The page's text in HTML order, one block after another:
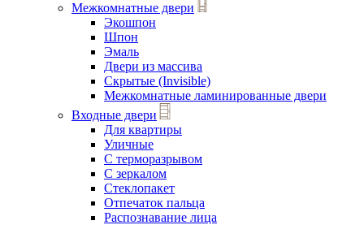
Межкомнатные двери
Экошпон
Шпон
Эмаль
Двери из массива
Скрытые (Invisible)
Межкомнатные ламинированные двери
Входные двери
Для квартиры
Уличные
С терморазрывом
С зеркалом
Стеклопакет
Отпечаток пальца
Распознавание лица